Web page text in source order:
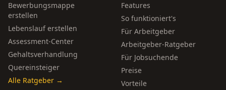
Bewerbungsmappe
erstellen
Lebenslauf erstellen
Assessment-Center
Gehaltsverhandlung
Quereinsteiger
Alle Ratgeber →
Features
So funktioniert's
Für Arbeitgeber
Arbeitgeber-Ratgeber
Für Jobsuchende
Preise
Vorteile